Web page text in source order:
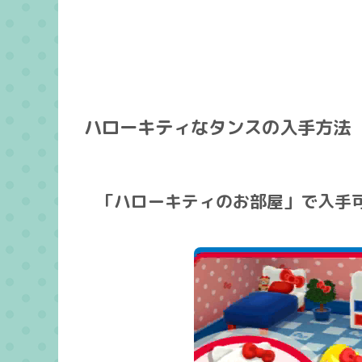
ハローキティなタンスの入手方法
「ハローキティのお部屋」で入手